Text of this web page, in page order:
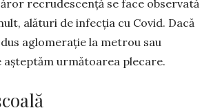
recrudes­cență se face observată
alături de infecția cu Covid. Dacă
aglomerație la metrou sau
așteptăm următoarea ple­care.